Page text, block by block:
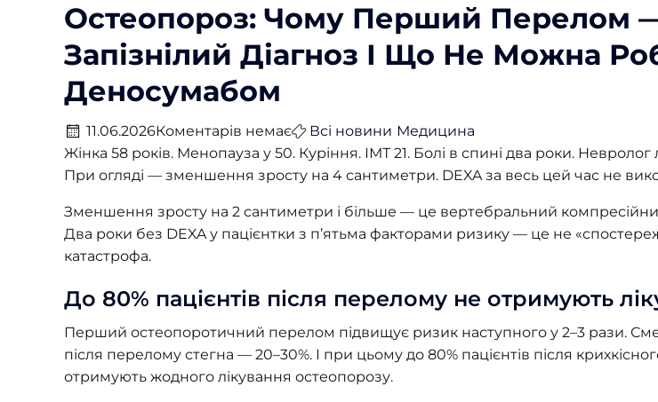
Остеопороз: Чому Перший Перелом
Запізнілий Діагноз І Що Не Можна
Деносумабом
11.06.2026Коментарів немає Всі новини Медицина
Жінка 58 років. Менопауза у 50. Куріння. ІМТ 21. Болі в спині два роки. Невролог
При огляді — зменшення зросту на 4 сантиметри. DEXA за весь цей час не
Зменшення зросту на 2 сантиметри і більше — це вертебральний
Два роки без DEXA у пацієнтки з п’ятьма факторами ризику — це не
катастрофа.
До 80% пацієнтів після перелому не отримують
Перший остеопоротичний перелом підвищує ризик наступного у 2–3 рази.
після перелому стегна — 20–30%. І при цьому до 80% пацієнтів після
отримують жодного лікування остеопорозу.